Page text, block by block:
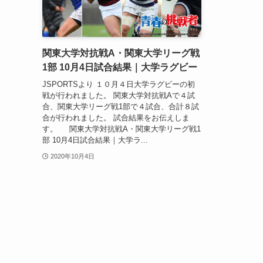
関東大学対抗戦A・関東大学リーグ戦
1部 10月4日試合結果｜大学ラグビー
JSPORTSより １０月４日大学ラグビーの初
戦が行われました。 関東大学対抗戦Aで４試
合、関東大学リーグ戦1部で４試合、合計８試
合が行われました。 試合結果をお伝えしま
す。 関東大学対抗戦A・関東大学リーグ戦1
部 10月4日試合結果｜大学ラ...
2020年10月4日